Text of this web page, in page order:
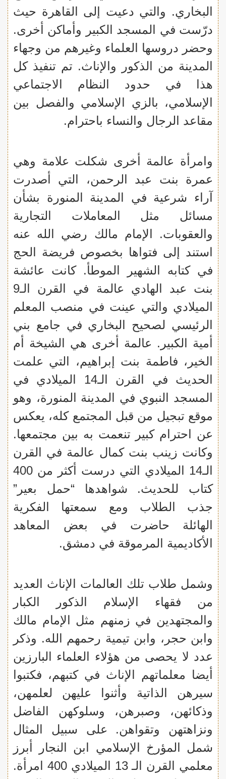
البخاري. والتي دعيت إلى القاهرة حيث
درّست في المسجد الكبير وأماكن أخرى.
وحضر دروسها العلماء وغيرهم من وجهاء
المدينة من الذكور والإناث. تم تنفيذ كل
هذا في حدود النظام الاجتماعي
الإسلامي، بالزي الإسلامي والفصل بين
مقاعد الرجال والنساء باحترام.
وامرأة عالمة أخرى شكلت علامة وهي
عمرة بنت عبد الرحمن، التي أصدرت
آراء شرعية في المدينة المنورة بشأن
مسائل مثل المعاملات التجارية
والعقوبات. الإمام مالك رضي الله عنه
استند إلى فتواها بخصوص فريضة الحج
في كتابه الشهير الموطأ. كانت عائشة
بنت عبد الهادي عالمة في القرن الـ9
الميلادي والتي عينت في منصب المعلم
الرئيسي لصحيح البخاري في جامع بني
أمية الكبير. عالمة أخرى هي الشيخة أم
الخير، فاطمة بنت إبراهيم، التي علمت
الحديث في القرن الـ14 الميلادي في
المسجد النبوي في المدينة المنورة، وهو
موقع تبجيل من قبل المجتمع كله، يعكس
عن احترام كبير تنعمت به بين مجتمعها.
وكانت زينب بنت كمال عالمة في القرن
الـ14 الميلادي التي درست أكثر من 400
كتاب للحديث. شواهدها “حمل بعير”
جذب الطلاب ومع سمعتها الفكرية
الهائلة حاضرت في بعض المعاهد
الأكاديمية المرموقة في دمشق.
وشمل طلاب تلك العالمات الإناث العديد
من فقهاء الإسلام الذكور الكبار
والمجتهدين في زمنهم مثل الإمام مالك
وابن حجر، وابن تيمية رحمهم الله. وذكر
عدد لا يحصى من هؤلاء العلماء البارزين
أيضا معلماتهم الإناث في كتبهم، فكتبوا
سيرهن الذاتية وأثنوا عليهن لعلمهن،
وذكائهن، وصبرهن، وسلوكهن الفاضل
ونزاهتهن وتقواهن. على سبيل المثال
شمل المؤرخ الإسلامي ابن النجار أبرز
معلمي القرن الـ 13 الميلادي 400 امرأة.